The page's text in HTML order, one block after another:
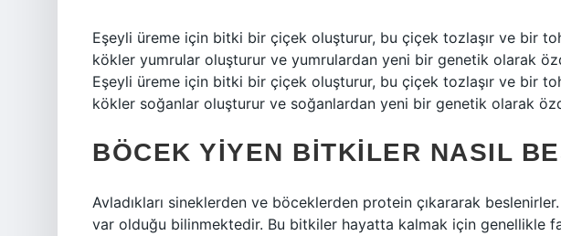
Eşeyli üreme için bitki bir çiçek oluşturur, bu çiçek tozlaşır ve bir
kökler yumrular oluşturur ve yumrulardan yeni bir genetik olarak
Eşeyli üreme için bitki bir çiçek oluşturur, bu çiçek tozlaşır ve bir
kökler soğanlar oluşturur ve soğanlardan yeni bir genetik olarak
BÖCEK YIYEN BITKILER NASIL
Avladıkları sineklerden ve böceklerden protein çıkararak
var olduğu bilinmektedir. Bu bitkiler hayatta kalmak için genellikle